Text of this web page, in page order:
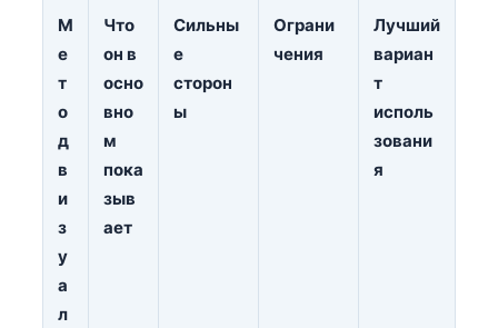
М
е
т
о
д
в
и
з
у
а
л
Что
он в
осно
вно
м
пока
зыв
ает
Сильны
е
сторон
ы
Ограни
чения
Лучший
вариан
т
исполь
зовани
я